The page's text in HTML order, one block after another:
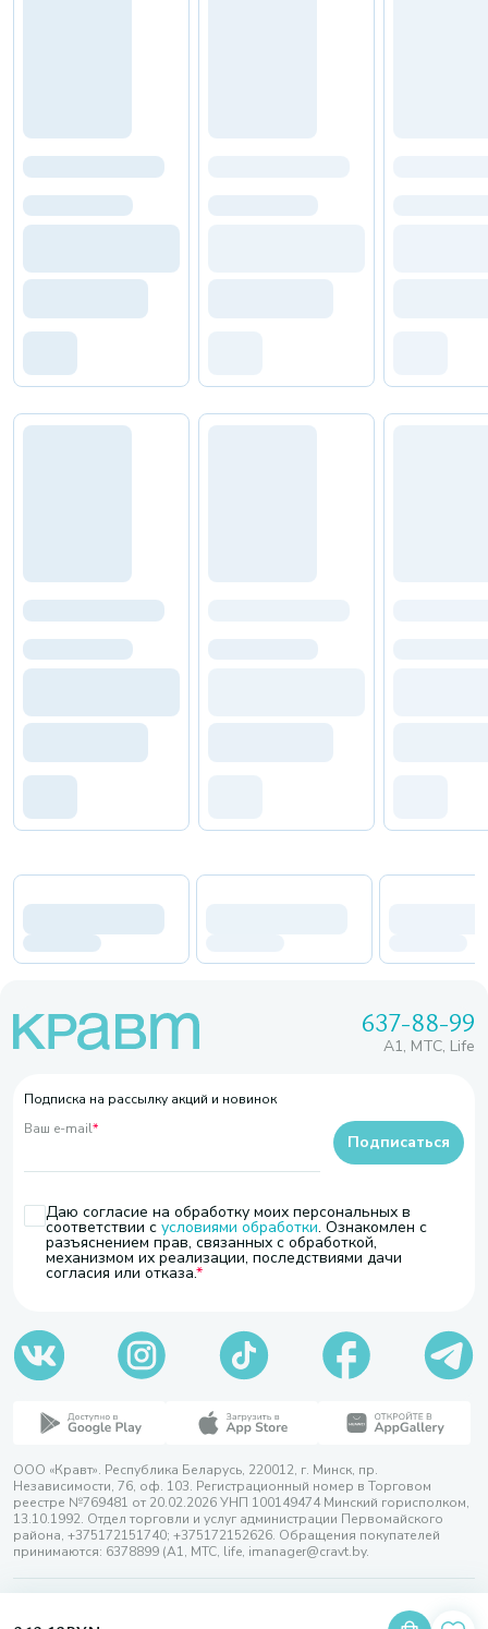
637-88-99
A1, МТС, Life
Подписка на рассылку акций и новинок
Ваш e-mail*
Даю согласие на обработку моих персональных в
соответствии с условиями обработки. Ознакомлен с
разъяснением прав, связанных с обработкой,
механизмом их реализации, последствиями дачи
согласия или отказа.
Подписаться
ООО «Кравт». Республика Беларусь, 220012, г. Минск, пр.
Независимости, 76, оф. 103. Регистрационный номер в Торговом
реестре №769481 от 20.02.2026 УНП 100149474 Минский горисполком,
13.10.1992. Отдел торговли и услуг администрации Первомайского
района, +375172151740; +375172152626. Обращения покупателей
принимаются: 6378899 (А1, МТС, life, imanager@cravt.by.